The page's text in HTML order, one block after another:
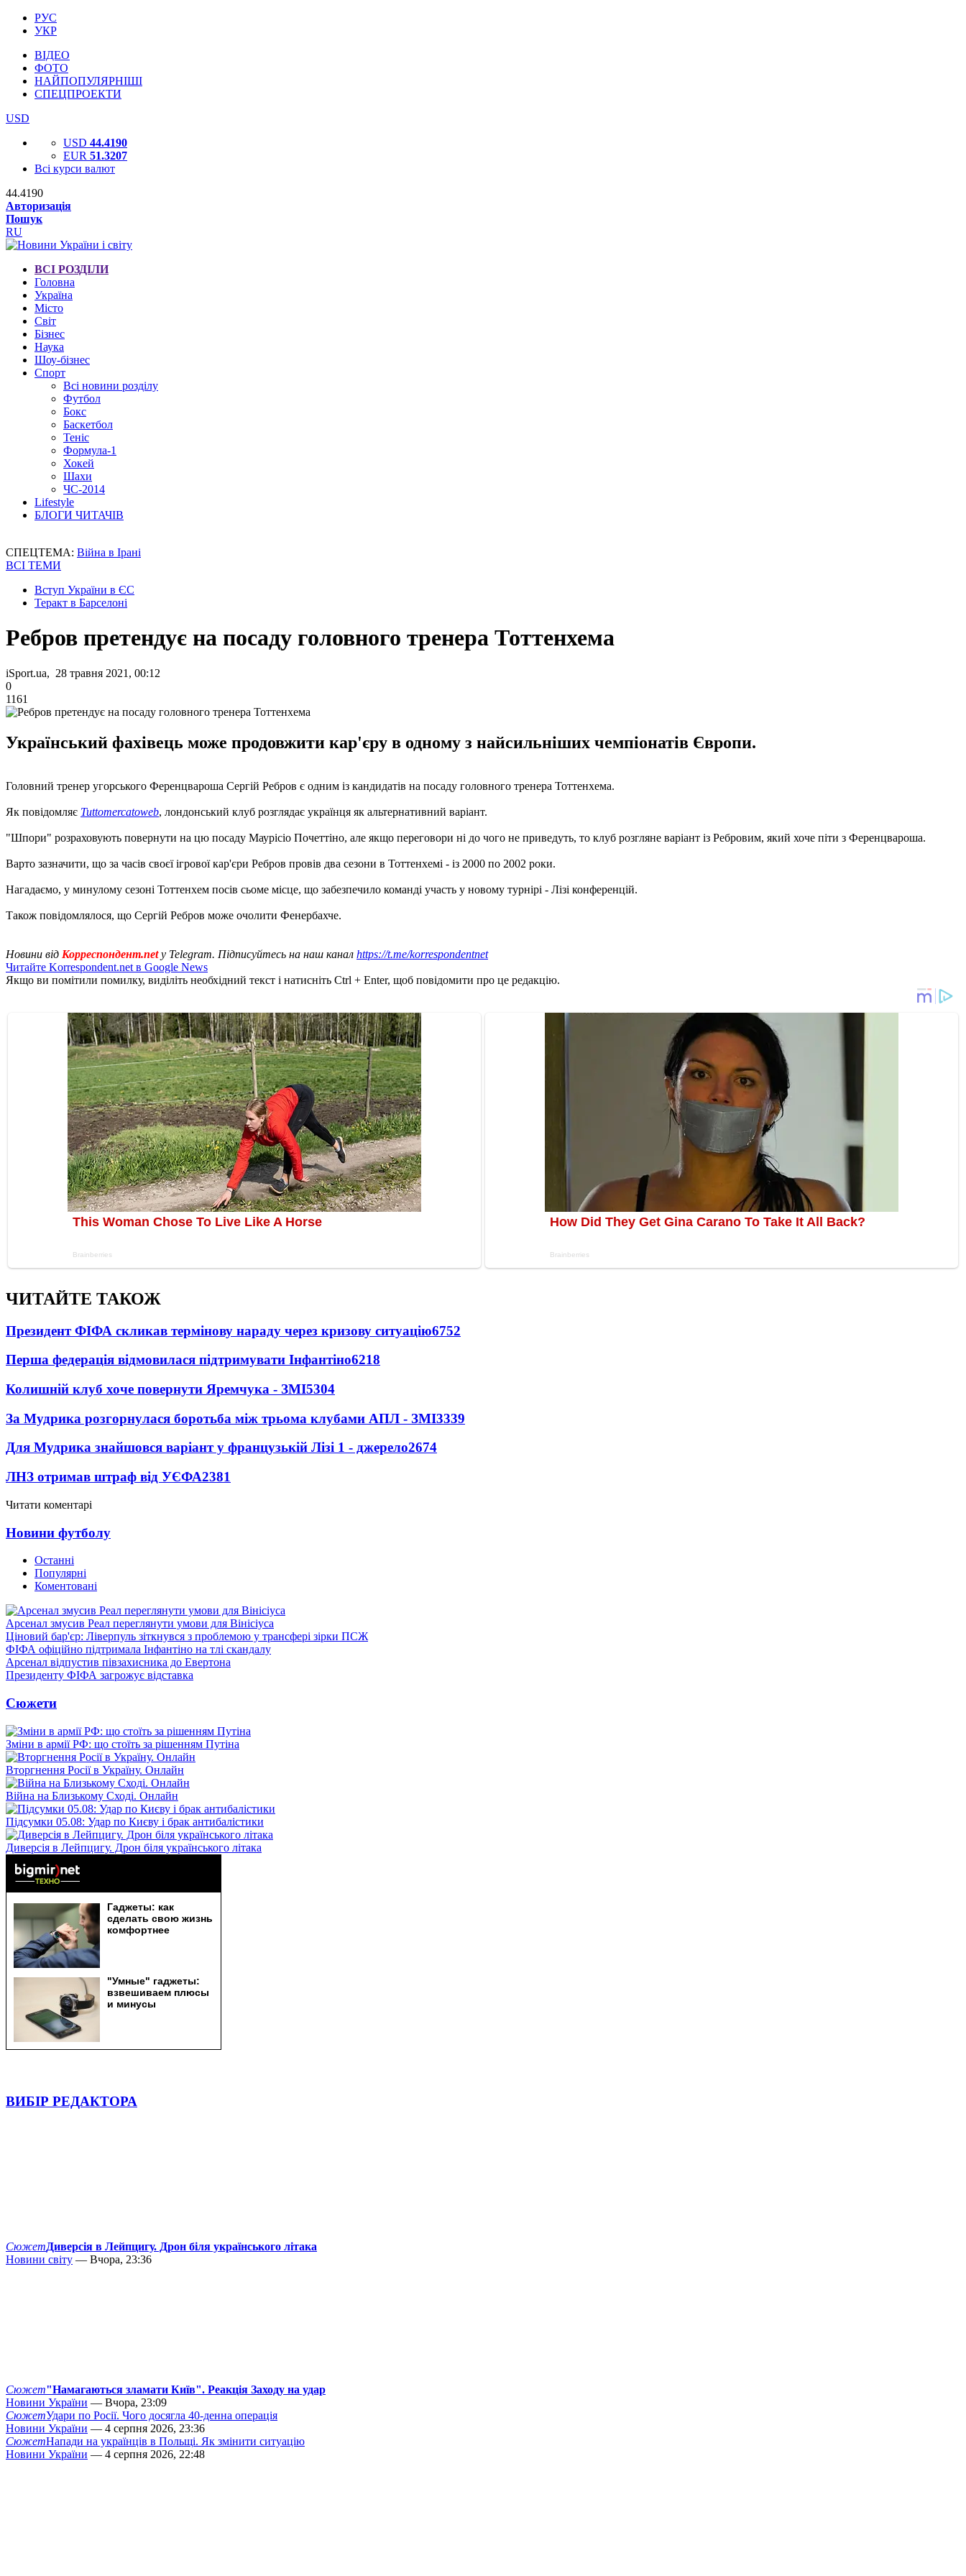
РУС
УКР
ВІДЕО
ФОТО
НАЙПОПУЛЯРНІШІ
СПЕЦПРОЕКТИ
USD
USD 44.4190
EUR 51.3207
Всі курси валют
44.4190
Авторизація
Пошук
RU
ВСІ РОЗДІЛИ
Головна
Україна
Місто
Світ
Бізнес
Наука
Шоу-бізнес
Спорт
Всі новини розділу
Футбол
Бокс
Баскетбол
Теніс
Формула-1
Хокей
Шахи
ЧС-2014
Lifestyle
БЛОГИ ЧИТАЧІВ
СПЕЦТЕМА: Війна в Ірані
ВСІ ТЕМИ
Вступ України в ЄС
Теракт в Барселоні
Ребров претендує на посаду головного тренера Тоттенхема
iSport.ua, 28 травня 2021, 00:12
0
1161
Український фахівець може продовжити кар'єру в одному з найсильніших чемпіонатів Європи.
Головний тренер угорського Ференцвароша Сергій Ребров є одним із кандидатів на посаду головного тренера Тоттенхема.
Як повідомляє Tuttomercatoweb, лондонський клуб розглядає українця як альтернативний варіант.
"Шпори" розраховують повернути на цю посаду Маурісіо Почеттіно, але якщо переговори ні до чого не приведуть, то клуб розгляне варіант із Ребровим, який хоче піти з Ференцвароша.
Варто зазначити, що за часів своєї ігрової кар'єри Ребров провів два сезони в Тоттенхемі - із 2000 по 2002 роки.
Нагадаємо, у минулому сезоні Тоттенхем посів сьоме місце, що забезпечило команді участь у новому турнірі - Лізі конференцій.
Також повідомлялося, що Сергій Ребров може очолити Фенербахче.
Новини від Корреспондент.netу Telegram. Підписуйтесь на наш канал https://t.me/korrespondentnet
Читайте Korrespondent.net в Google News
Якщо ви помітили помилку, виділіть необхідний текст і натисніть Ctrl + Enter, щоб повідомити про це редакцію.
ЧИТАЙТЕ ТАКОЖ
Президент ФІФА скликав термінову нараду через кризову ситуацію6752
Перша федерація відмовилася підтримувати Інфантіно6218
Колишній клуб хоче повернути Яремчука - ЗМІ5304
За Мудрика розгорнулася боротьба між трьома клубами АПЛ - ЗМІ3339
Для Мудрика знайшовся варіант у французькій Лізі 1 - джерело2674
ЛНЗ отримав штраф від УЄФА2381
Читати коментарі
Новини футболу
Останні
Популярні
Коментовані
Арсенал змусив Реал переглянути умови для Вінісіуса
Ціновий бар'єр: Ліверпуль зіткнувся з проблемою у трансфері зірки ПСЖ
ФІФА офіційно підтримала Інфантіно на тлі скандалу
Арсенал відпустив півзахисника до Евертона
Президенту ФІФА загрожує відставка
Сюжети
Зміни в армії РФ: що стоїть за рішенням Путіна
Вторгнення Росії в Україну. Онлайн
Війна на Близькому Сході. Онлайн
Підсумки 05.08: Удар по Києву і брак антибалістики
Диверсія в Лейпцигу. Дрон біля українського літака
ВИБІР РЕДАКТОРА
СюжетДиверсія в Лейпцигу. Дрон біля українського літака
Новини світу — Вчора, 23:36
Сюжет"Намагаються зламати Київ". Реакція Заходу на удар
Новини України — Вчора, 23:09
СюжетУдари по Росії. Чого досягла 40-денна операція
Новини України — 4 серпня 2026, 23:36
СюжетНапади на українців в Польщі. Як змінити ситуацію
Новини України — 4 серпня 2026, 22:48